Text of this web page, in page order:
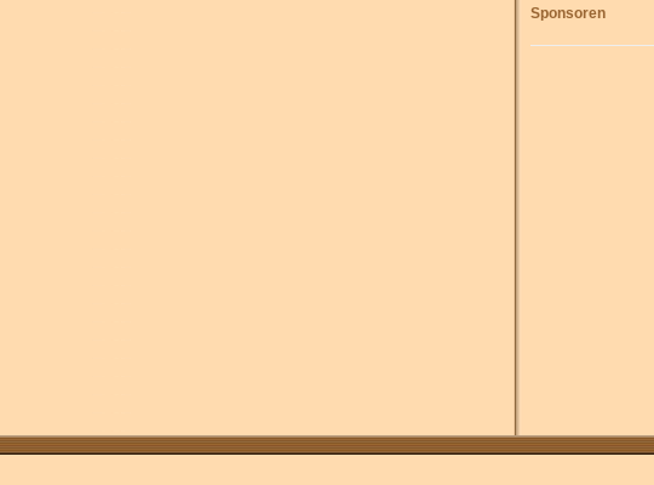
Sponsoren